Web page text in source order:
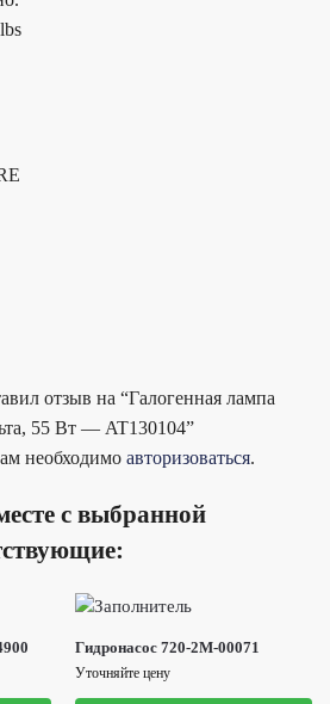
отзыв на “Галогенная лампа
55 Вт — AT130104”
необходимо авторизоваться.
с выбранной
Гидронасос 720-2M-00071
Уточняйте цену